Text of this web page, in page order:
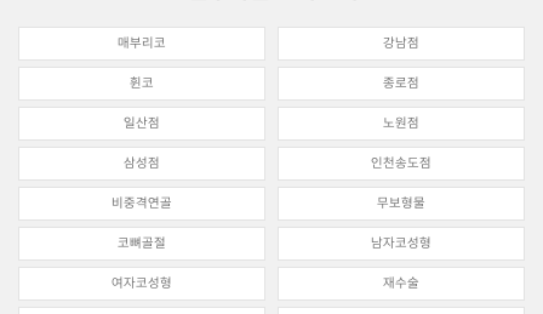
매부리코 강남점
휜코 종로점
일산점 노원점
삼성점 인천송도점
비중격연골 무보형물
코뼈골절 남자코성형
여자코성형 재수술